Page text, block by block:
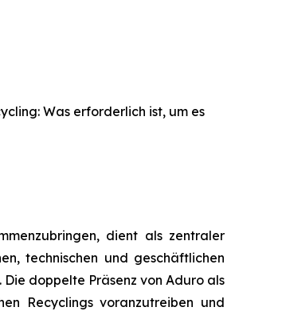
Was erforderlich ist, um es
dient als zentraler
technischen und geschäftlichen
doppelte Präsenz von Aduro als
Recyclings voranzutreiben und